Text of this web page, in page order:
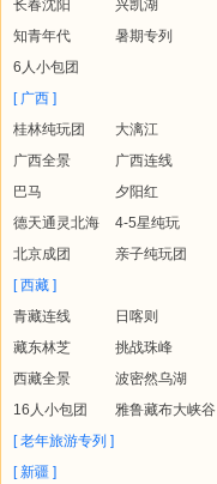
长春沈阳
兴凯湖
知青年代
暑期专列
6人小包团
[ 广西 ]
桂林纯玩团
大漓江
广西全景
广西连线
巴马
夕阳红
德天通灵北海
4-5星纯玩
北京成团
亲子纯玩团
[ 西藏 ]
青藏连线
日喀则
藏东林芝
挑战珠峰
西藏全景
波密然乌湖
16人小包团
雅鲁藏布大峡谷
[ 老年旅游专列 ]
[ 新疆 ]